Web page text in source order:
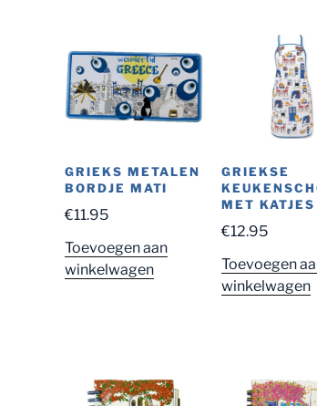
GRIEKS METALEN
BORDJE MATI
€11.95
Toevoegen aan
winkelwagen
GRIEKSE
MET KATJES
€12.95
Toevoegen
winkelwagen